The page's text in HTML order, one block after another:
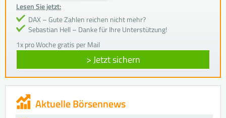
Lesen Sie jetzt:
DAX – Gute Zahlen reichen nicht mehr?
Sebastian Hell – Danke für Ihre Unterstützung!
1x pro Woche gratis per Mail
> Jetzt sichern
Aktuelle Börsennews